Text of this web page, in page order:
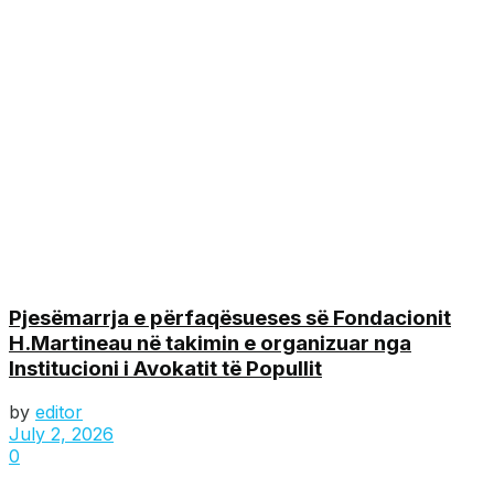
Pjesëmarrja e përfaqësueses së Fondacionit
H.Martineau në takimin e organizuar nga
Institucioni i Avokatit të Popullit
by editor
July 2, 2026
0